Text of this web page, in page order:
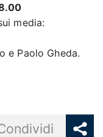
media:
e Paolo Gheda.